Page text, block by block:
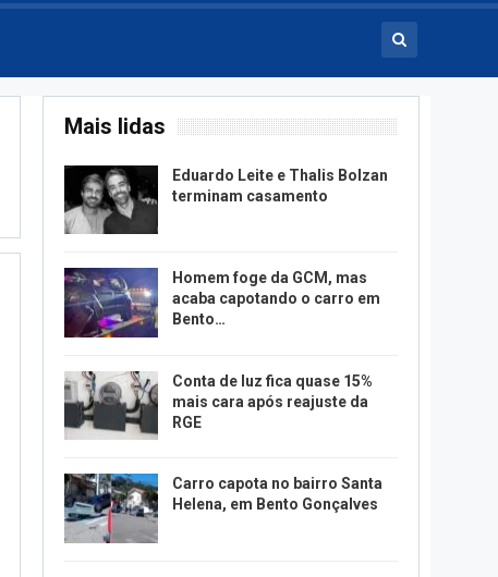
Mais lidas
Eduardo Leite e Thalis Bolzan
terminam casamento
Homem foge da GCM, mas
acaba capotando o carro em
Bento…
Conta de luz fica quase 15%
mais cara após reajuste da
RGE
Carro capota no bairro Santa
Helena, em Bento Gonçalves